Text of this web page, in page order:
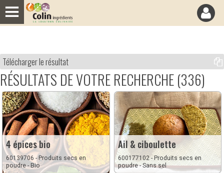
Télécharger le résultat
RÉSULTATS DE VOTRE RECHERCHE (336)
4 épices bio
60139706 - Produits secs en
poudre - Bio
Ail & ciboulette
600177102 - Produits secs en
poudre - Sans sel
Panneau de gestion des cookies